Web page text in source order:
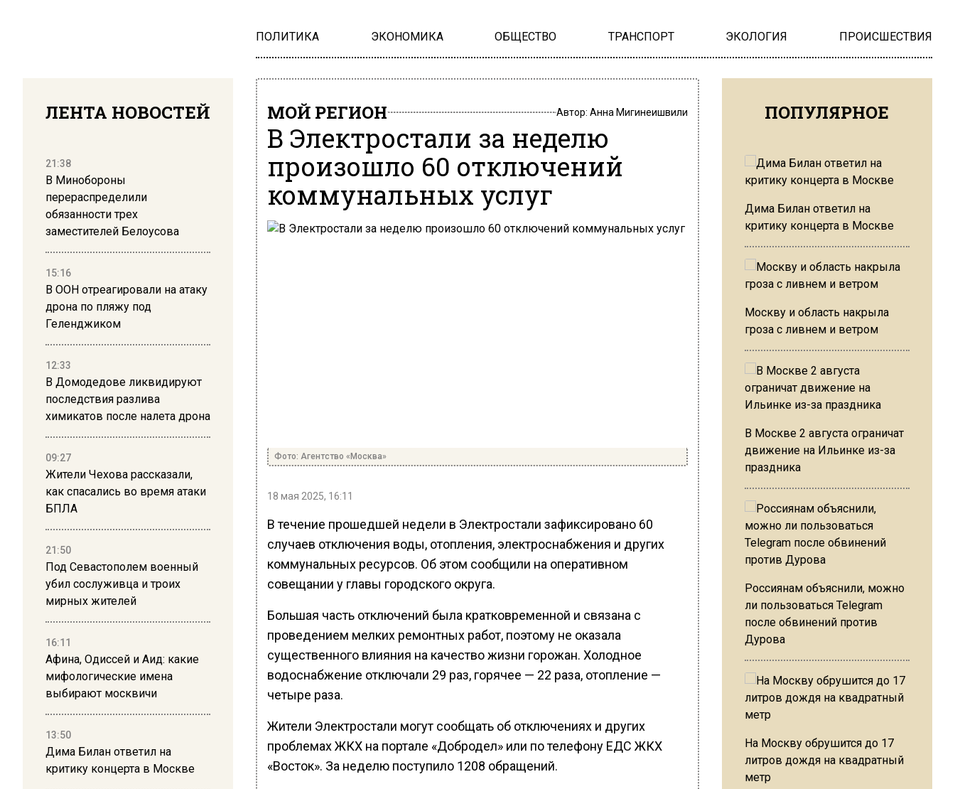
ПОЛИТИКА ЭКОНОМИКА ОБЩЕСТВО ТРАНСПОРТ ЭКОЛОГИЯ ПРОИСШЕСТВИЯ
ЛЕНТА НОВОСТЕЙ
21:38
В Минобороны
перераспределили
обязанности трех
заместителей Белоусова
15:16
В ООН отреагировали на атаку
дрона по пляжу под
Геленджиком
12:33
В Домодедове ликвидируют
последствия разлива
химикатов после налета дрона
09:27
Жители Чехова рассказали,
как спасались во время атаки
БПЛА
21:50
Под Севастополем военный
убил сослуживца и троих
мирных жителей
16:11
Афина, Одиссей и Аид: какие
мифологические имена
выбирают москвичи
13:50
Дима Билан ответил на
критику концерта в Москве
МОЙ РЕГИОН Автор: Анна Мигинеишвили
В Электростали за неделю
произошло 60 отключений
коммунальных услуг
Фото: Агентство «Москва»
18 мая 2025, 16:11
В течение прошедшей недели в Электростали зафиксировано 60
случаев отключения воды, отопления, электроснабжения и других
коммунальных ресурсов. Об этом сообщили на оперативном
совещании у главы городского округа.
Большая часть отключений была кратковременной и связана с
проведением мелких ремонтных работ, поэтому не оказала
существенного влияния на качество жизни горожан. Холодное
водоснабжение отключали 29 раз, горячее — 22 раза, отопление —
четыре раза.
Жители Электростали могут сообщать об отключениях и других
проблемах ЖКХ на портале «Добродел» или по телефону ЕДС ЖКХ
«Восток». За неделю поступило 1208 обращений.
ПОПУЛЯРНОЕ
Дима Билан ответил на
критику концерта в Москве
Москву и область накрыла
гроза с ливнем и ветром
В Москве 2 августа ограничат
движение на Ильинке из-за
праздника
Россиянам объяснили, можно
ли пользоваться Telegram
после обвинений против
Дурова
На Москву обрушится до 17
литров дождя на квадратный
метр